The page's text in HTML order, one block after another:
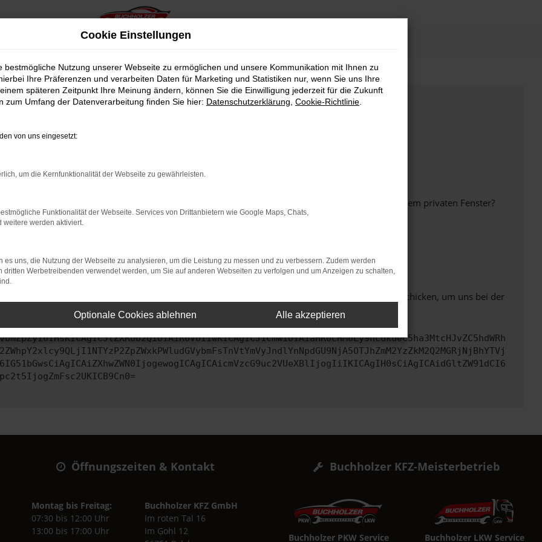
bestimmter Seiten verhindern. Funktioniert die Seite in einem anderen Browser oder in einem privaten Fenster?
beheben.
auf dem neuesten Stand sind.
kann auch dazu führen, dass bestimmte Funktionen nicht mehr unterstützt werden.
uns bitte. Wir werden versuchen, das Problem zu beheben. Du kannst uns diesen Text schicken, um uns bei der
Öffnungszeiten & Kontakt
Montag bis Freitag:
07:30 bis 12:00 Uhr
13:00 bis 17:00 Uhr
Buchholzer KFZ GmbH
Im roten Tal 16
Im Gohl 12
Buchholzer KFZ-Meisterbetrieb
Buchholzer PKW Service Buchholzer LKW Service
Cookie Einstellungen
bestmögliche Nutzung unserer Webseite zu ermöglichen und unsere Kommunikation mit Ihnen zu
Ihre Präferenzen und verarbeiten Daten für Marketing und Statistiken nur, wenn Sie uns Ihre
späteren Zeitpunkt Ihre Meinung ändern, können Sie die Einwilligung jederzeit für die Zukunft
zum Umfang der Datenverarbeitung finden Sie hier: Datenschutzerklärung Cookie-Richtlinie
von uns eingesetzt:
um die Kernfunktionalität der Webseite zu gewährleisten.
Funktionalität der Webseite. Services von Drittanbietern wie Google Maps, Chats,
weitere werden aktiviert.
es uns, die Nutzung der Webseite zu analysieren, um die Leistung zu messen und zu verbessern. Zudem werden
dritten Werbetreibenden verwendet werden, um Sie auf anderen Webseiten zu verfolgen und um Anzeigen zu schalten,
Optionale Cookies ablehnen Alle akzeptieren